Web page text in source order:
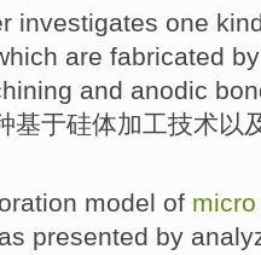
investigates one
are fabricated
and anodic
基于硅体加工技术以
model of micro
presented by